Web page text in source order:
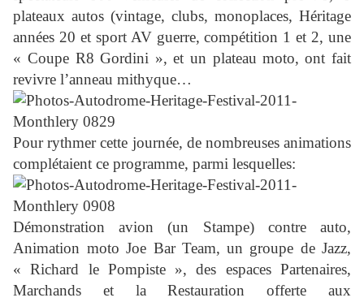
plateaux autos (vintage, clubs, monoplaces, Héritage
années 20 et sport AV guerre, compétition 1 et 2, une
« Coupe R8 Gordini », et un plateau moto, ont fait
revivre l’anneau mithyque…
Pour rythmer cette journée, de nombreuses animations
complétaient ce programme, parmi lesquelles:
Démonstration avion (un Stampe) contre auto,
Animation moto Joe Bar Team, un groupe de Jazz,
«Richard le Pompiste », des espaces Partenaires,
Marchands et la Restauration offerte aux